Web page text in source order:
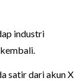
industri
satir dari akun X